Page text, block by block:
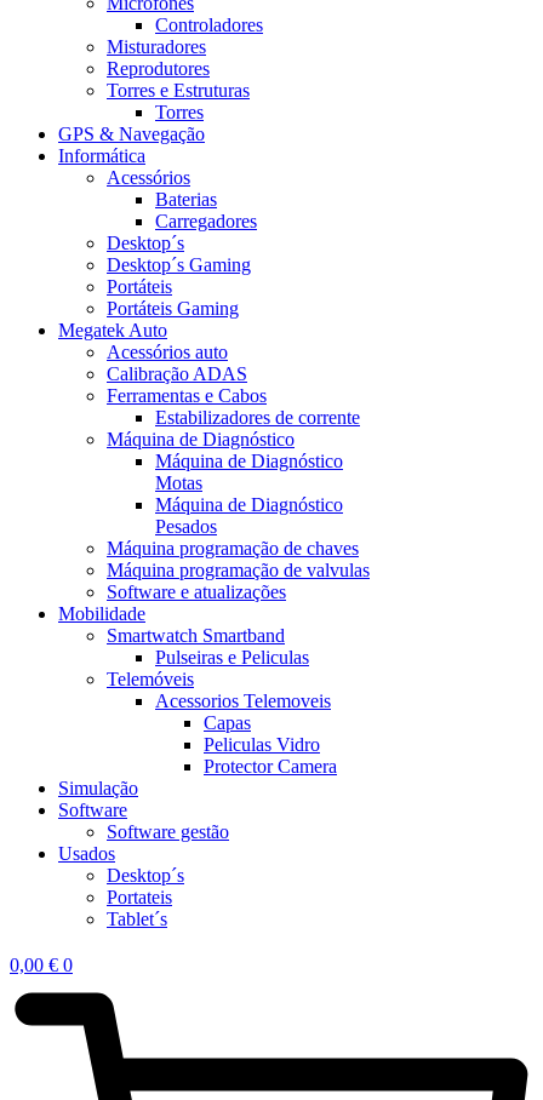
Controladores
Misturadores
Reprodutores
Torres e Estruturas
Torres
GPS & Navegação
Informática
Acessórios
Baterias
Carregadores
Desktop´s
Desktop´s Gaming
Portáteis
Portáteis Gaming
Megatek Auto
Acessórios auto
Calibração ADAS
Ferramentas e Cabos
Estabilizadores de corrente
Máquina de Diagnóstico
Máquina de Diagnóstico
Motas
Máquina de Diagnóstico
Pesados
Máquina programação de chaves
Máquina programação de valvulas
Software e atualizações
Mobilidade
Smartwatch Smartband
Pulseiras e Peliculas
Telemóveis
Acessorios Telemoveis
Capas
Peliculas Vidro
Protector Camera
Simulação
Software
Software gestão
Usados
Desktop´s
Portateis
Tablet´s
0,00 € 0